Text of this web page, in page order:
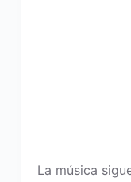
La música